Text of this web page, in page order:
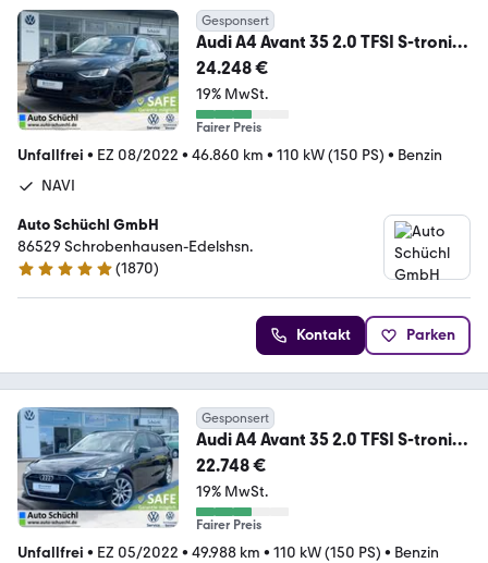
Gesponsert
Audi A4 Avant 35 2.0 TFSI S-tronic
BLACK-LINE 19"+NAV
24.248 €
19% MwSt.
Fairer Preis
Unfallfrei • EZ 08/2022 • 46.860 km • 110 kW (150 PS) • Benzin
NAVI
Auto Schüchl GmbH
86529 Schrobenhausen-Edelshsn.
4.9 Sterne
(1870)
Kontakt Parken
Gesponsert
Audi A4 Avant 35 2.0 TFSI S-tronic
AHK+17"+NAVI+LED+D
22.748 €
19% MwSt.
Fairer Preis
Unfallfrei • EZ 05/2022 • 49.988 km • 110 kW (150 PS) • Benzin